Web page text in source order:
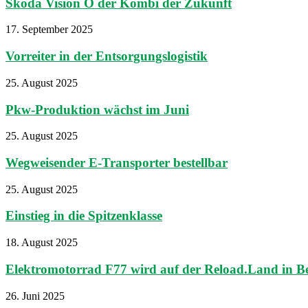
17. September 2025
Vorreiter in der Entsorgungslogistik
25. August 2025
Pkw-Produktion wächst im Juni
25. August 2025
Wegweisender E-Transporter bestellbar
25. August 2025
Einstieg in die Spitzenklasse
18. August 2025
Elektromotorrad F77 wird auf der Reload.Land in
26. Juni 2025